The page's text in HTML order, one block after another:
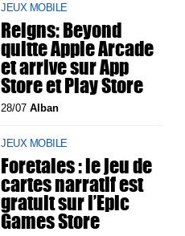
JEUX MOBILE
Reigns: Beyond
quitte Apple Arcade
et arrive sur App
Store et Play Store
28/07Alban
JEUX MOBILE
Foretales : le jeu de
cartes narratif est
gratuit sur l’Epic
Games Store